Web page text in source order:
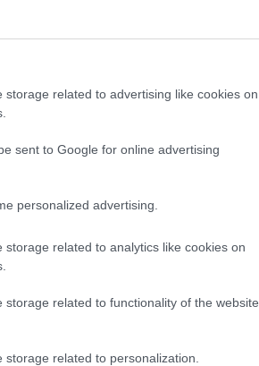
related to advertising like cookies on
sent to Google for online advertising
personalized advertising.
related to analytics like cookies on
storage related to functionality of the website
related to personalization.
Szellemi